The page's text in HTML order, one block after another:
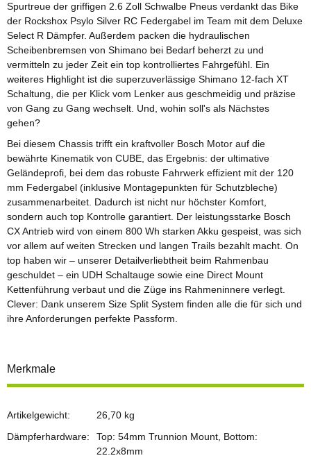
Spurtreue der griffigen 2.6 Zoll Schwalbe Pneus verdankt das Bike
der Rockshox Psylo Silver RC Federgabel im Team mit dem Deluxe
Select R Dämpfer. Außerdem packen die hydraulischen
Scheibenbremsen von Shimano bei Bedarf beherzt zu und
vermitteln zu jeder Zeit ein top kontrolliertes Fahrgefühl. Ein
weiteres Highlight ist die superzuverlässige Shimano 12-fach XT
Schaltung, die per Klick vom Lenker aus geschmeidig und präzise
von Gang zu Gang wechselt. Und, wohin soll's als Nächstes
gehen?
Bei diesem Chassis trifft ein kraftvoller Bosch Motor auf die
bewährte Kinematik von CUBE, das Ergebnis: der ultimative
Geländeprofi, bei dem das robuste Fahrwerk effizient mit der 120
mm Federgabel (inklusive Montagepunkten für Schutzbleche)
zusammenarbeitet. Dadurch ist nicht nur höchster Komfort,
sondern auch top Kontrolle garantiert. Der leistungsstarke Bosch
CX Antrieb wird von einem 800 Wh starken Akku gespeist, was sich
vor allem auf weiten Strecken und langen Trails bezahlt macht. On
top haben wir – unserer Detailverliebtheit beim Rahmenbau
geschuldet – ein UDH Schaltauge sowie eine Direct Mount
Kettenführung verbaut und die Züge ins Rahmeninnere verlegt.
Clever: Dank unserem Size Split System finden alle die für sich und
ihre Anforderungen perfekte Passform.
Merkmale
Artikelgewicht: 26,70 kg
Dämpferhardware:
Top: 54mm Trunnion Mount, Bottom:
22.2x8mm